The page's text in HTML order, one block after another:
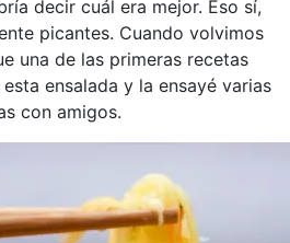
decir cuál era mejor. Eso sí,
picantes. Cuando volvimos
una de las primeras recetas
ensalada y la ensayé varias
con amigos.